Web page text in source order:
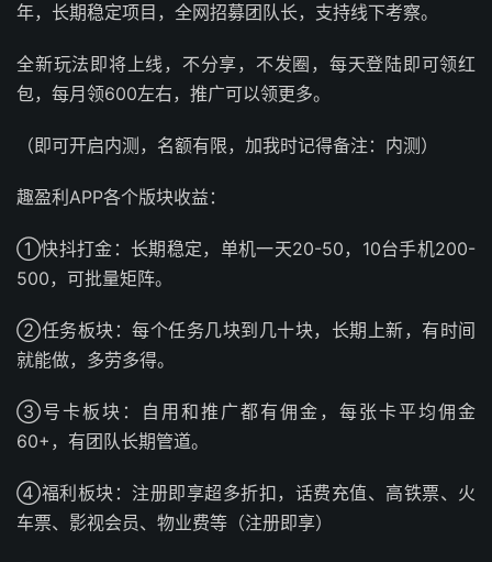
年，长期稳定项目，全网招募团队长，支持线下考察。
全新玩法即将上线，不分享，不发圈，每天登陆即可领红
包，每月领600左右，推广可以领更多。
（即可开启内测，名额有限，加我时记得备注：内测）
趣盈利APP各个版块收益：
①快抖打金：长期稳定，单机一天20-50，10台手机200-
500，可批量矩阵。
②任务板块：每个任务几块到几十块，长期上新，有时间
就能做，多劳多得。
③号卡板块：自用和推广都有佣金，每张卡平均佣金
60+，有团队长期管道。
④福利板块：注册即享超多折扣，话费充值、高铁票、火
车票、影视会员、物业费等（注册即享）